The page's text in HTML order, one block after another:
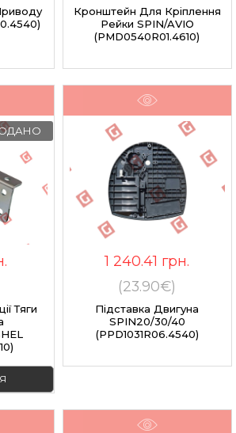
Кронштейн Для Кріплення
Рейки SPIN/AVIO
(PMD0540R01.4610)
Тяги
1 240.41 грн.
(23.90€)
Підставка Двигуна
SPIN20/30/40
(PPD1031R06.4540)